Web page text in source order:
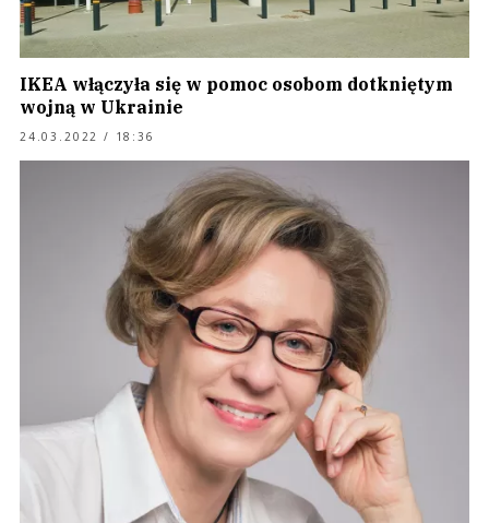
IKEA włączyła się w pomoc osobom dotkniętym
wojną w Ukrainie
24.03.2022 / 18:36